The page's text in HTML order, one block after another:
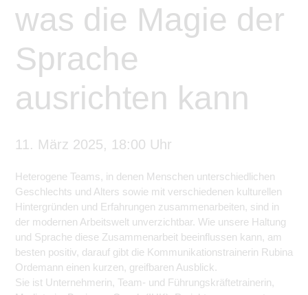
was die Magie der
Sprache
ausrichten kann
11. März 2025, 18:00 Uhr
Heterogene Teams, in denen Menschen unterschiedlichen
Geschlechts und Alters sowie mit verschiedenen kulturellen
Hintergründen und Erfahrungen zusammenarbeiten, sind in
der modernen Arbeitswelt unverzichtbar. Wie unsere Haltung
und Sprache diese Zusammenarbeit beeinflussen kann, am
besten positiv, darauf gibt die Kommunikationstrainerin Rubina
Ordemann einen kurzen, greifbaren Ausblick.
Sie ist Unternehmerin, Team- und Führungskräftetrainerin,